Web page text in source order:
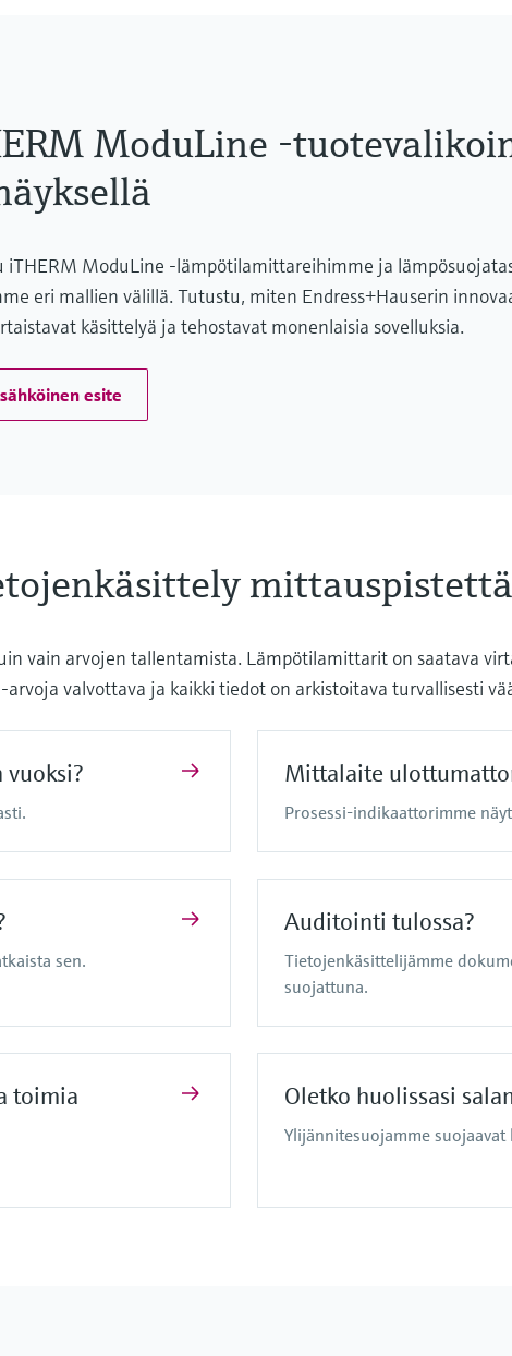
ModuLine -
iTHERM ModuLine -lämpötilamittareihimme ja
eri mallien välillä. Tutustu, miten Endress+Hauserin
käsittelyä ja tehostavat monenlaisia ​​sovelluksia.
esite
vain arvojen tallentamista. Lämpötilamittarit on saatava
valvottava ja kaikki tiedot on arkistoitava turvallisesti
Mittalaite
Prosessi-indikaattorimme
sen.
Auditointi tulossa?
Tietojenkäsittelijämme
suojattuna.
toimia Oletko huolissasi
Ylijännitesuojamme suojaavat